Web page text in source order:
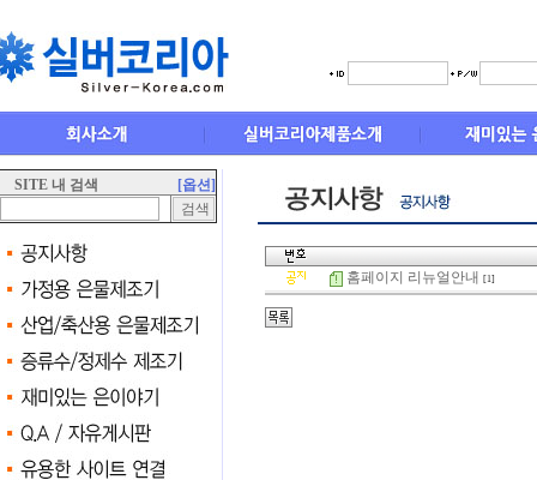
SITE 내 검색 [옵션]
홈페이지 리뉴얼안내 [1]